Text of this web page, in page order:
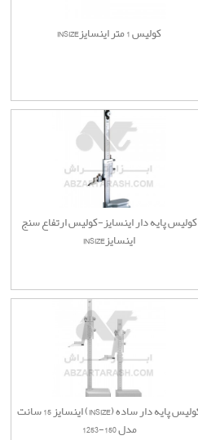
کولیس 1 متر اینسایزINSIZE
کولیس پایه دار اینسایز-کولیس ارتفاع سنج
اینسایزINSIZE
کولیس پایه دار ساده (INSIZE) اینسایز 15 سانت
مدل 150-1253